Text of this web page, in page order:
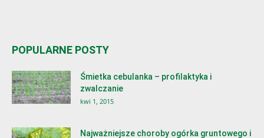
POPULARNE POSTY
Śmietka cebulanka – profilaktyka i
zwalczanie
kwi 1, 2015
Najważniejsze choroby ogórka gruntowego i